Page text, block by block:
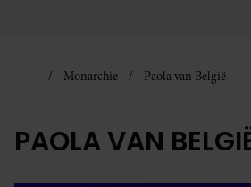
Monarchie Paola van België
PAOLA VAN